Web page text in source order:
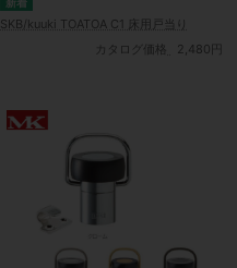
SKB/kuuki TOATOA C1 床用戸当り
カタログ価格
2,480円